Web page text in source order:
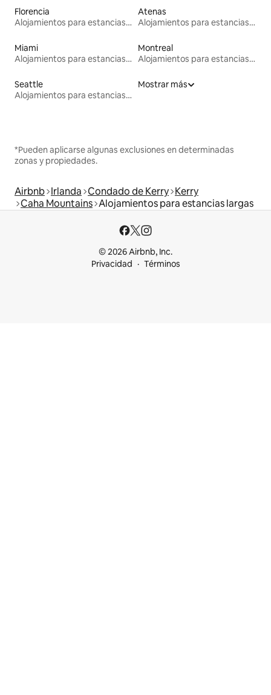
Florencia
Alojamientos para estancias largas
Atenas
Alojamientos para estancias largas
Miami
Alojamientos para estancias largas
Montreal
Alojamientos para estancias largas
Seattle
Alojamientos para estancias largas
Mostrar más
*Pueden aplicarse algunas exclusiones en determinadas
zonas y propiedades.
Airbnb Irlanda Condado de Kerry Kerry
Caha Mountains Alojamientos para estancias largas
© 2026 Airbnb, Inc.
Privacidad
Términos